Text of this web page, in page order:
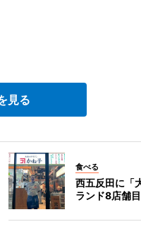
見る
食べる
西五反田に「
ランド8店舗